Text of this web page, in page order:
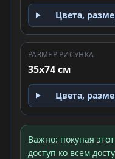
Цвета,
РАЗМЕР РИСУНКА
35x74 см
Цвета,
Важно: покупая
доступ ко всем